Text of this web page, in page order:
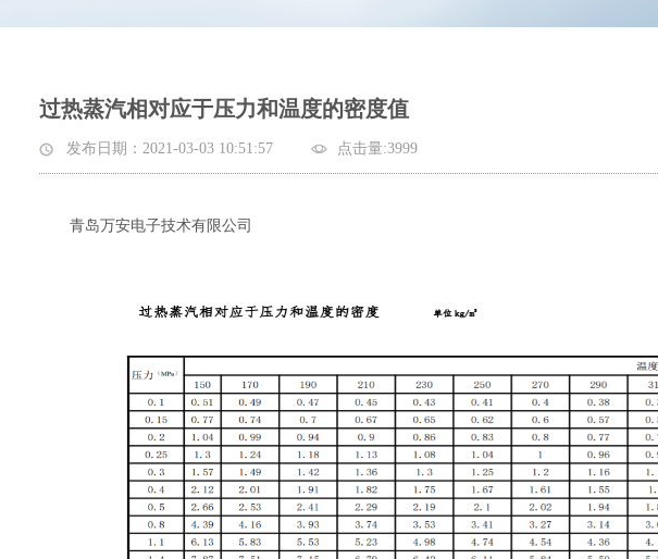
过热蒸汽相对应于压力和温度的密度值
发布日期：2021-03-03 10:51:57 点击量:3999
青岛万安电子技术有限公司